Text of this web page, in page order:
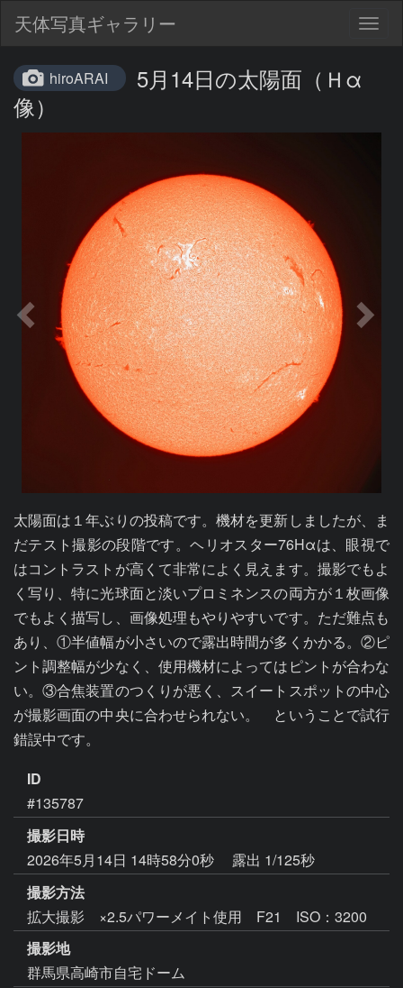
天体写真ギャラリー
hiroARAI
5月14日の太陽面（Ｈα
像）
太陽面は１年ぶりの投稿です。機材を更新しましたが、ま
だテスト撮影の段階です。ヘリオスター76Hαは、眼視で
はコントラストが高くて非常によく見えます。撮影でもよ
く写り、特に光球面と淡いプロミネンスの両方が１枚画像
でもよく描写し、画像処理もやりやすいです。ただ難点も
あり、①半値幅が小さいので露出時間が多くかかる。②ピ
ント調整幅が少なく、使用機材によってはピントが合わな
い。③合焦装置のつくりが悪く、スイートスポットの中心
が撮影画面の中央に合わせられない。　ということで試行
錯誤中です。
ID
#135787
撮影日時
2026年5月14日 14時58分0秒
露出 1/125秒
撮影方法
拡大撮影 ×2.5パワーメイト使用 F21 ISO：3200
撮影地
群馬県高崎市自宅ドーム